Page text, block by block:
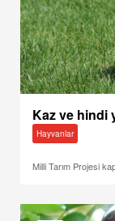
Kaz ve hindi
Hayvanlar
Milli Tarım Projesi